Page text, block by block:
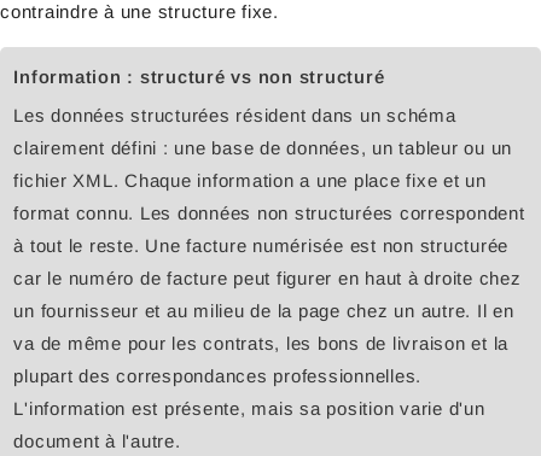
contraindre à une structure fixe.
Information : structuré vs non structuré
Les données structurées résident dans un schéma
clairement défini : une base de données, un tableur ou un
fichier XML. Chaque information a une place fixe et un
format connu. Les données non structurées correspondent
à tout le reste. Une facture numérisée est non structurée
car le numéro de facture peut figurer en haut à droite chez
un fournisseur et au milieu de la page chez un autre. Il en
va de même pour les contrats, les bons de livraison et la
plupart des correspondances professionnelles.
L'information est présente, mais sa position varie d'un
document à l'autre.